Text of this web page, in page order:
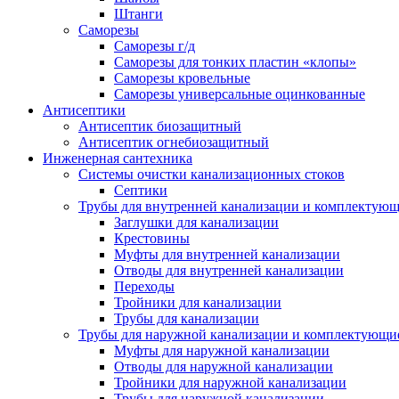
Штанги
Саморезы
Саморезы г/д
Саморезы для тонких пластин «клопы»
Саморезы кровельные
Саморезы универсальные оцинкованные
Антисептики
Антисептик биозащитный
Антисептик огнебиозащитный
Инженерная сантехника
Системы очистки канализационных стоков
Септики
Трубы для внутренней канализации и
Заглушки для канализации
Крестовины
Муфты для внутренней канализации
Отводы для внутренней канализации
Переходы
Тройники для канализации
Трубы для канализации
Трубы для наружной канализации и
Муфты для наружной канализации
Отводы для наружной канализации
Тройники для наружной канализации